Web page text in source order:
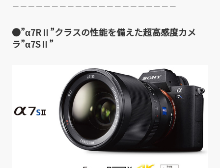
－－－－－－－－－－－－－－－－－－－－－
●”α7RⅡ”クラスの性能を備えた超高感度カメ
ラ”α7SⅡ”